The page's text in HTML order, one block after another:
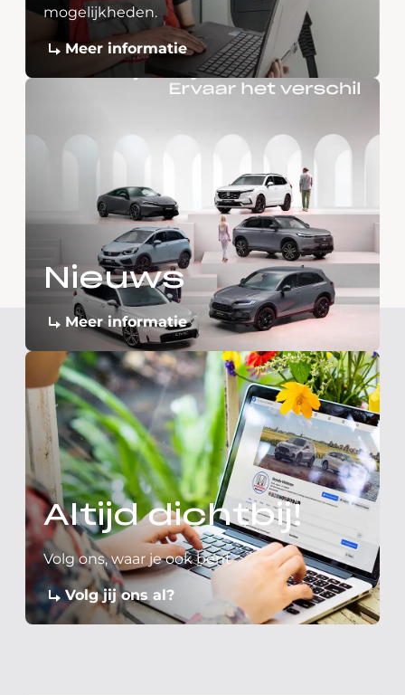
mogelijkheden.
Meer informatie
Nieuws
Meer informatie
Altijd dichtbij!
Volg ons, waar je ook bent
Volg jij ons al?